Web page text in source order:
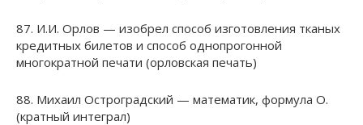
87. И.И. Орлов — изобрел способ изготовления тканых
кредитных билетов и способ однопрогонной
многократной печати (орловская печать)
88. Михаил Остроградский — математик, формула О.
(кратный интеграл)